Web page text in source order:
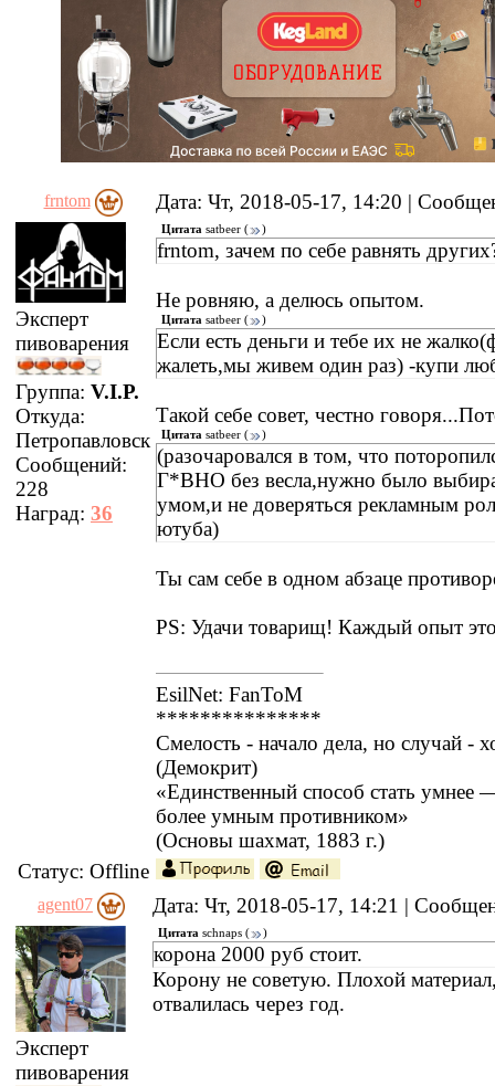
frntom Дата: Чт, 2018-05-17, 14:20 |
Эксперт
пивоварения
Группа: V.I.P.
Откуда:
Петропавловск
Сообщений:
228
Наград: 36
Цитата satbeer ( )
frntom, зачем по себе равнять
Не ровняю, а делюсь опытом.
Цитата satbeer ( )
Если есть деньги и тебе их не
жалеть,мы живем один раз) -купи
Такой себе совет, честно
Цитата satbeer ( )
(разочаровался в том, что
Г*ВНО без весла,нужно было
умом,и не доверяться рекламным
ютуба)
Ты сам себе в одном абзаце
PS: Удачи товарищ! Каждый опыт
EsilNet: FanToM
***************
Смелость - начало дела, но случай -
(Демокрит)
«Единственный способ стать умнее
более умным противником»
(Основы шахмат, 1883 г.)
Статус: Offline
agent07 Дата: Чт, 2018-05-17, 14:21 |
Эксперт
пивоварения
Цитата schnaps ( )
корона 2000 руб стоит.
Корону не советую. Плохой
отвалилась через год.